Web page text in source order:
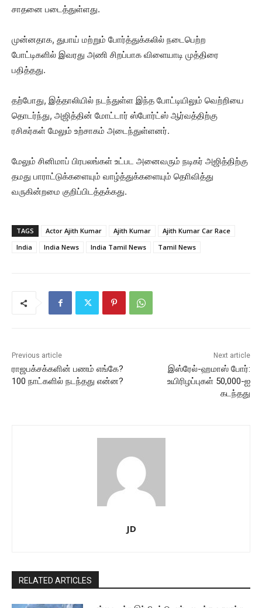
சாதனை படைத்துள்ளது.
முன்னதாக, துபாய் மற்றும் போர்த்துக்கலில் நடைபெற்ற
போட்டிகளில் இவரது அணி சிறப்பாக விளையாடி முத்திரை
பதித்தது.
தற்போது, இத்தாலியில் நடந்துள்ள இந்த போட்டியிலும் வெற்றியை
தொடர்ந்து, அஜித்தின் மோட்டார் ஸ்போர்ட்ஸ் ஆர்வத்திற்கு
ரசிகர்கள் மேலும் உற்சாகம் அடைந்துள்ளனர்.
மேலும் சினிமாப் பிரபலங்கள் உட்பட அனைவரும் நடிகர் அஜித்திற்கு
தமது பாராட்டுக்களையும் வாழ்த்துக்களையும் தொிவித்து
வருகின்றமை குறிப்பிடத்தக்கது.
TAGS Actor Ajith Kumar Ajith Kumar
Ajith Kumar Car Race
India
India News India Tamil News Tamil News
Previous article
ராஜபக்சக்களின் பணம் எங்கே?
100 நாட்களில் நடந்தது என்ன?
Next article
இஸ்ரேல்-ஹமாஸ் போர்:
உயிரிழப்புகள் 50,000-ஐ
கடந்தது
JD
RELATED ARTICLES